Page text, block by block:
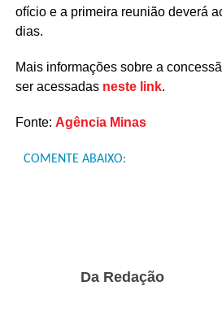
ofício e a primeira reunião deverá
dias.
Mais informações sobre a
ser acessadas neste link.
Fonte: Agência Minas
COMENTE ABAIXO:
Da Redação